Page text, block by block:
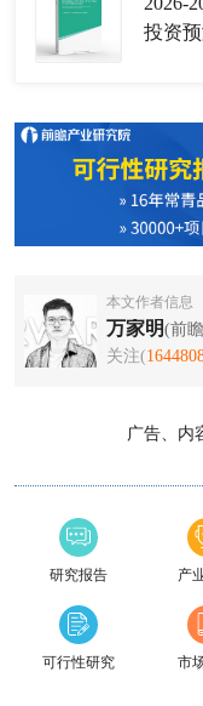
投资
本文作者信息
万家明(前
关注(
广告、内
研究报告 产
可行性研究 市